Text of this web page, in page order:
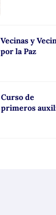
Vecinas y
por la Paz
Curso de
primeros